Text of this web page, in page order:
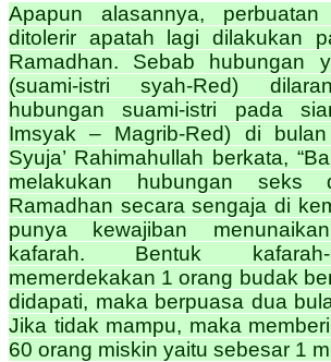
Apapun alasannya,
ditolerir apatah lagi dilakukan
Ramadhan. Sebab hubungan
(suami-istri syah-Red)
hubungan suami-istri pada
Imsyak – Magrib-Red) di
Syuja’ Rahimahullah berkata,
melakukan hubungan
Ramadhan secara sengaja di
punya kewajiban
kafarah. Bentuk
memerdekakan 1 orang budak
didapati, maka berpuasa dua
Jika tidak mampu, maka
60 orang miskin yaitu sebesar 1